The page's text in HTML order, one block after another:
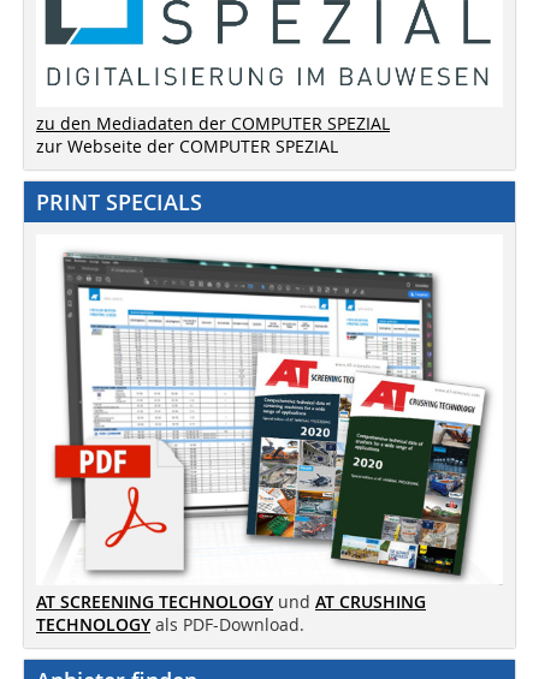
zu den Mediadaten der COMPUTER SPEZIAL
zur Webseite der COMPUTER SPEZIAL
PRINT SPECIALS
AT SCREENING TECHNOLOGY und AT CRUSHING
TECHNOLOGY als PDF-Download.